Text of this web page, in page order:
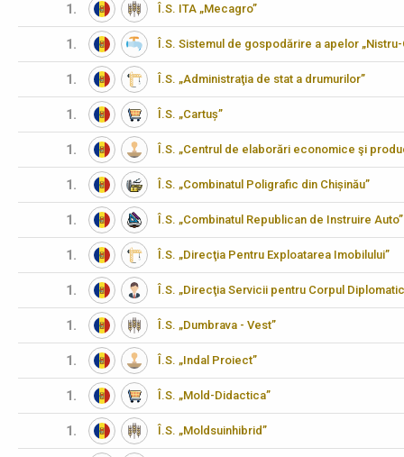
1. Î.S. ITA „Mecagro”
1. Î.S. Sistemul de gospodărire a apelor „Nistru-
1. Î.S. „Administraţia de stat a drumurilor”
1. Î.S. „Cartuș”
1. Î.S. „Centrul de elaborări economice şi
1. Î.S. „Combinatul Poligrafic din Chișinău”
1. Î.S. „Combinatul Republican de Instruire Auto”
1. Î.S. „Direcţia Pentru Exploatarea Imobilului”
1. Î.S. „Direcţia Servicii pentru Corpul
1. Î.S. „Dumbrava - Vest”
1. Î.S. „Indal Proiect”
1. Î.S. „Mold-Didactica”
1. Î.S. „Moldsuinhibrid”